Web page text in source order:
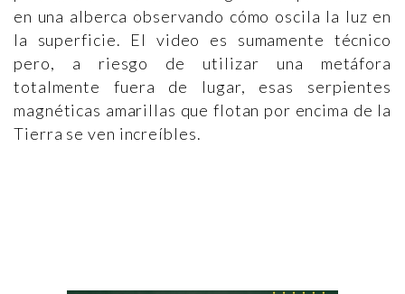
en una alberca observando cómo oscila la luz en
la superficie. El video es sumamente técnico
pero, a riesgo de utilizar una metáfora
totalmente fuera de lugar, esas serpientes
magnéticas amarillas que flotan por encima de la
Tierra se ven increíbles.